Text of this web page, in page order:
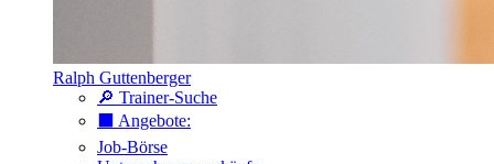
Ralph Guttenberger
🔎 Trainer-Suche
⬛️ Angebote:
Job-Börse